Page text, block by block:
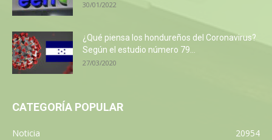
30/01/2022
¿Qué piensa los hondureños del Coronavirus?
Según el estudio número 79...
27/03/2020
CATEGORÍA POPULAR
Noticia
20954